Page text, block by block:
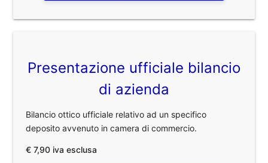
Presentazione ufficiale bilancio
di azienda
Bilancio ottico ufficiale relativo ad un specifico
deposito avvenuto in camera di commercio.
€ 7,90 iva esclusa